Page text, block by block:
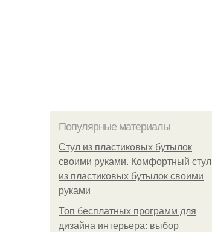
Популярные материалы
Стул из пластиковых бутылок
своими руками. Комфортный стул
из пластиковых бутылок своими
руками
Топ бесплатных программ для
дизайна интерьера: выбор